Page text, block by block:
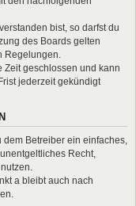
bist, so darfst du
des Boards gelten
Regelungen.
Zeit geschlossen und kann
jederzeit gekündigt
dem Betreiber ein einfaches,
Recht,
a bleibt auch nach